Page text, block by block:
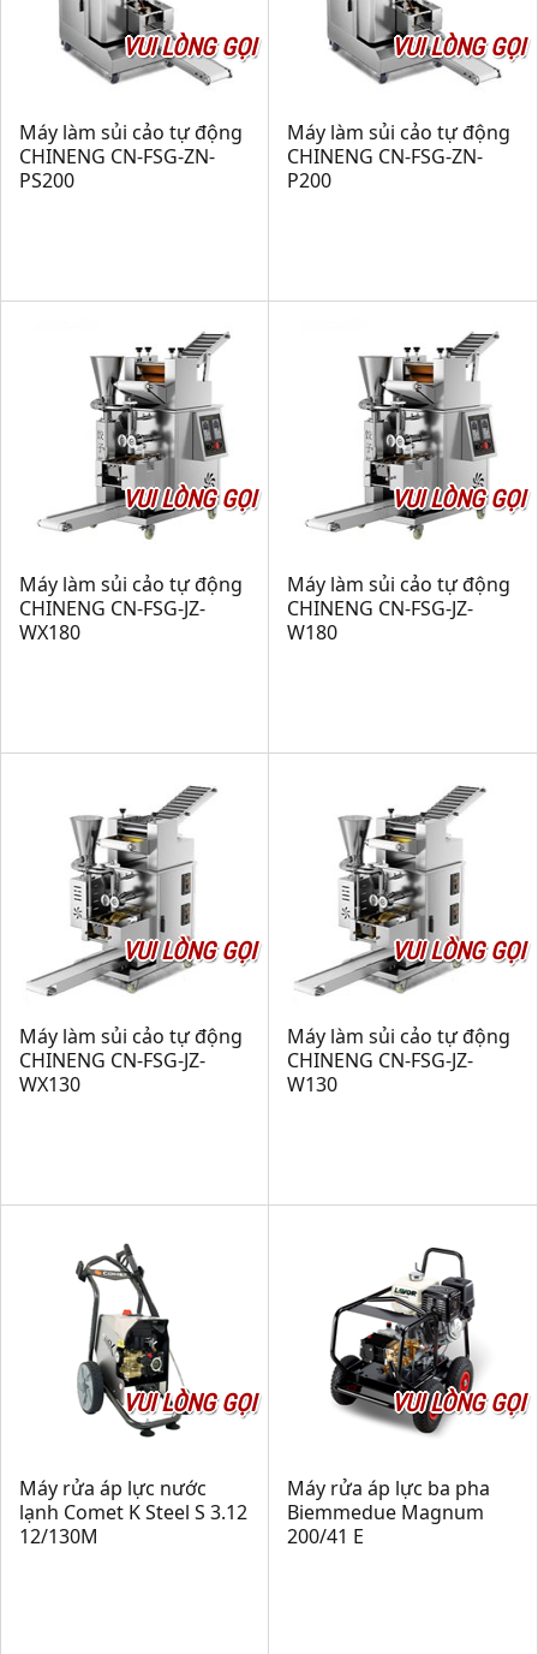
VUI LÒNG GỌI
Máy làm sủi cảo tự động
CHINENG CN-FSG-ZN-
PS200
VUI LÒNG GỌI
Máy làm sủi cảo tự động
CHINENG CN-FSG-ZN-
P200
VUI LÒNG GỌI
Máy làm sủi cảo tự động
CHINENG CN-FSG-JZ-
WX180
VUI LÒNG GỌI
Máy làm sủi cảo tự động
CHINENG CN-FSG-JZ-
W180
VUI LÒNG GỌI
Máy làm sủi cảo tự động
CHINENG CN-FSG-JZ-
WX130
VUI LÒNG GỌI
Máy làm sủi cảo tự động
CHINENG CN-FSG-JZ-
W130
VUI LÒNG GỌI
Máy rửa áp lực nước
lạnh Comet K Steel S 3.12
12/130M
VUI LÒNG GỌI
Máy rửa áp lực ba pha
Biemmedue Magnum
200/41 E